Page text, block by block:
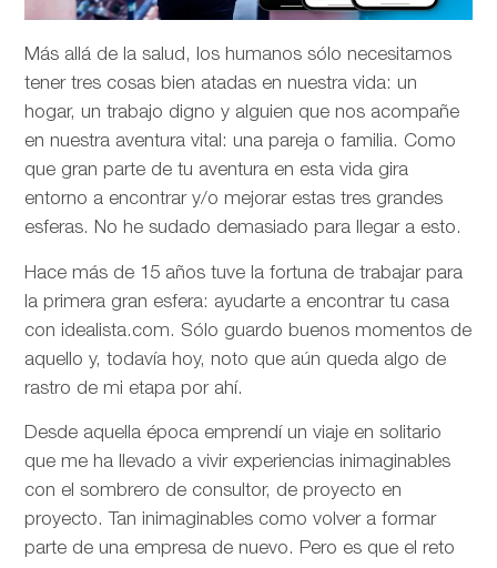
Más allá de la salud, los humanos sólo necesitamos
tener tres cosas bien atadas en nuestra vida: un
hogar, un trabajo digno y alguien que nos acompañe
en nuestra aventura vital: una pareja o familia. Como
que gran parte de tu aventura en esta vida gira
entorno a encontrar y/o mejorar estas tres grandes
esferas. No he sudado demasiado para llegar a esto.
Hace más de 15 años tuve la fortuna de trabajar para
la primera gran esfera: ayudarte a encontrar tu casa
con idealista.com. Sólo guardo buenos momentos de
aquello y, todavía hoy, noto que aún queda algo de
rastro de mi etapa por ahí.
Desde aquella época emprendí un viaje en solitario
que me ha llevado a vivir experiencias inimaginables
con el sombrero de consultor, de proyecto en
proyecto. Tan inimaginables como volver a formar
parte de una empresa de nuevo. Pero es que el reto